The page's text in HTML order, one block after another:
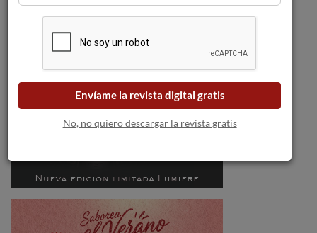
Envíame la revista digital gratis
No, no quiero descargar la revista gratis